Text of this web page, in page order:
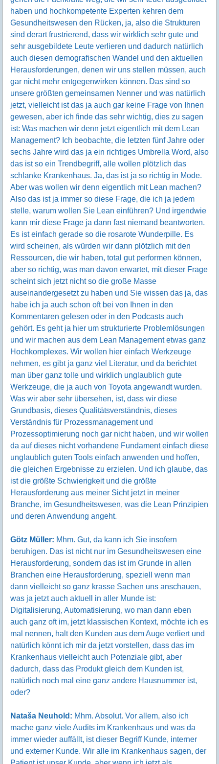
haben und hochkompetente Experten kehren dem
Gesundheitswesen den Rücken, ja, also die Strukturen
sind derart frustrierend, dass wir wirklich sehr gute und
sehr ausgebildete Leute verlieren und dadurch natürlich
auch diesen demografischen Wandel und den aktuellen
Herausforderungen, denen wir uns stellen müssen, auch
gar nicht mehr entgegenwirken können. Das sind so
unsere größten gemeinsamen Nenner und was natürlich
jetzt, vielleicht ist das ja auch gar keine Frage von Ihnen
gewesen, aber ich finde das sehr wichtig, dies zu sagen
ist: Was machen wir denn jetzt eigentlich mit dem Lean
Management? Ich beobachte, die letzten fünf Jahre oder
sechs Jahre wird das ja ein richtiges Umbrella Word, also
das ist so ein Trendbegriff, alle wollen plötzlich das
schlanke Krankenhaus. Ja, das ist ja so richtig in Mode.
Aber was wollen wir denn eigentlich mit Lean machen?
Also das ist ja immer so diese Frage, die ich ja jedem
stelle, warum wollen Sie Lean einführen? Und irgendwie
kann mir diese Frage ja dann fast niemand beantworten.
Es ist einfach gerade so die rosarote Wunderpille. Es
wird scheinen, als würden wir dann plötzlich mit den
Ressourcen, die wir haben, total gut performen können,
aber so richtig, was man davon erwartet, mit dieser Frage
scheint sich jetzt nicht so die große Masse
auseinandergesetzt zu haben und Sie wissen das ja, das
habe ich ja auch schon oft bei von Ihnen in den
Kommentaren gelesen oder in den Podcasts auch
gehört. Es geht ja hier um strukturierte Problemlösungen
und wir machen aus dem Lean Management etwas ganz
Hochkomplexes. Wir wollen hier einfach Werkzeuge
nehmen, es gibt ja ganz viel Literatur, und da berichtet
man über ganz tolle und wirklich unglaublich gute
Werkzeuge, die ja auch von Toyota angewandt wurden.
Was wir aber sehr übersehen, ist, dass wir diese
Grundbasis, dieses Qualitätsverständnis, dieses
Verständnis für Prozessmanagement und
Prozessoptimierung noch gar nicht haben, und wir wollen
da auf dieses nicht vorhandene Fundament einfach diese
unglaublich guten Tools einfach anwenden und hoffen,
die gleichen Ergebnisse zu erzielen. Und ich glaube, das
ist die größte Schwierigkeit und die größte
Herausforderung aus meiner Sicht jetzt in meiner
Branche, im Gesundheitswesen, was die Lean Prinzipien
und deren Anwendung angeht.
Götz Müller: Mhm. Gut, da kann ich Sie insofern
beruhigen. Das ist nicht nur im Gesundheitswesen eine
Herausforderung, sondern das ist im Grunde in allen
Branchen eine Herausforderung, speziell wenn man
dann vielleicht so ganz krasse Sachen uns anschauen,
was ja jetzt auch aktuell in aller Munde ist:
Digitalisierung, Automatisierung, wo man dann eben
auch ganz oft im, jetzt klassischen Kontext, möchte ich es
mal nennen, halt den Kunden aus dem Auge verliert und
natürlich könnt ich mir da jetzt vorstellen, dass das im
Krankenhaus vielleicht auch Potenziale gibt, aber
dadurch, dass das Produkt gleich dem Kunden ist,
natürlich noch mal eine ganz andere Hausnummer ist,
oder?
Nataša Neuhold: Mhm. Absolut. Vor allem, also ich
mache ganz viele Audits im Krankenhaus und was da
immer wieder auffällt, ist dieser Begriff Kunde, interner
und externer Kunde. Wir alle im Krankenhaus sagen, der